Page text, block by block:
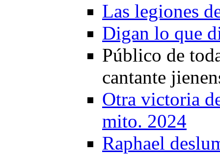
Las legiones
Digan lo que
Público de
cantante
Otra victoria
mito. 2024
Raphael